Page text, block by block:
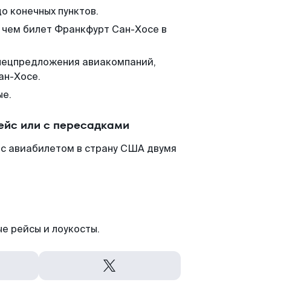
конечных пунктов.
билет Франкфурт Сан-Хосе в
авиакомпаний,
Хосе.
или с пересадками
авиабилетом в страну США двумя
рейсы и лоукосты.